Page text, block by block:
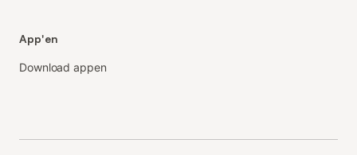
App'en
Download appen